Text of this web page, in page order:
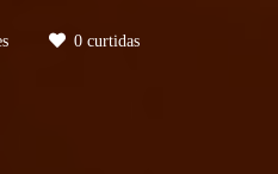
0 curtidas